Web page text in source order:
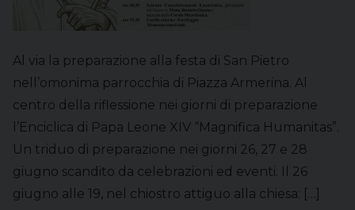
Al via la preparazione alla festa di San Pietro
nell’omonima parrocchia di Piazza Armerina. Al
centro della riflessione nei giorni di preparazione
l’Enciclica di Papa Leone XIV “Magnifica Humanitas”.
Un triduo di preparazione nei giorni 26, 27 e 28
giugno scandito da celebrazioni ed eventi. Il 26
giugno alle 19, nel chiostro attiguo alla chiesa: […]